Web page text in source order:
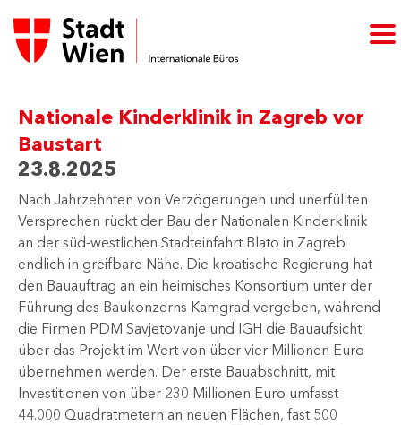
Nationale Kinderklinik in Zagreb vor
Baustart
23.8.2025
​Nach Jahrzehnten von Verzögerungen und unerfüllten
Versprechen rückt der Bau der Nationalen Kinderklinik
an der süd-westlichen Stadteinfahrt Blato in Zagreb
endlich in greifbare Nähe. Die kroatische Regierung hat
den Bauauftrag an ein heimisches Konsortium unter der
Führung des Baukonzerns Kamgrad vergeben, während
die Firmen PDM Savjetovanje und IGH die Bauaufsicht
über das Projekt im Wert von über vier Millionen Euro
übernehmen werden. Der erste Bauabschnitt, mit
Investitionen von über 230 Millionen Euro umfasst
44.000 Quadratmetern an neuen Flächen, fast 500